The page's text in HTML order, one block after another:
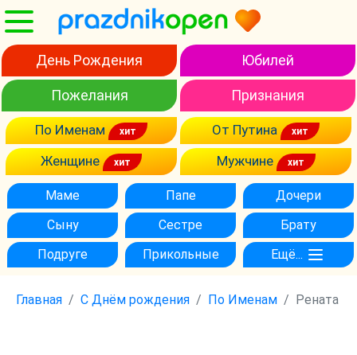
День Рождения Юбилей
Пожелания Признания
По Именам
От Путина
Женщине
Мужчине
Маме Папе
Дочери
Сыну
Сестре
Брату
Подруге
Прикольные Ещё...
Главная С Днём рождения По Именам Рената